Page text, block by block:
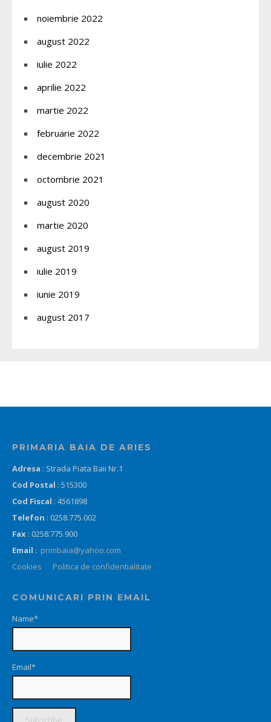
noiembrie 2022
august 2022
iulie 2022
aprilie 2022
martie 2022
februarie 2022
decembrie 2021
octombrie 2021
august 2020
martie 2020
august 2019
iulie 2019
iunie 2019
august 2017
PRIMARIA BAIA DE ARIES
Adresa : Strada Piata Baii Nr.1
Cod Postal : 515300
Cod Fiscal : 4561898
Telefon : 0258.775.002
Fax : 0258.775.900
Email : primbaia@yahoo.com
Cookies
Politica de confidentialitate
COMUNICARI PRIN EMAIL
Name*
Email*